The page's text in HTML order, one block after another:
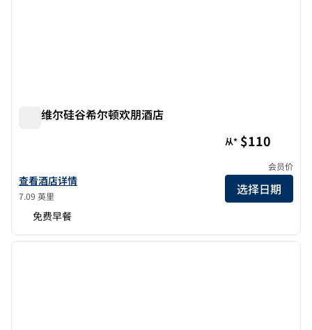
森尼维尔硅谷希尔顿欢朋酒店
查看欢朋Sunnyvale Silicon Valley酒店的详细信息
查看酒店详情
7.09 英里
从* $110
会员价
选择日期
免费早餐
1/12
1/12
下一